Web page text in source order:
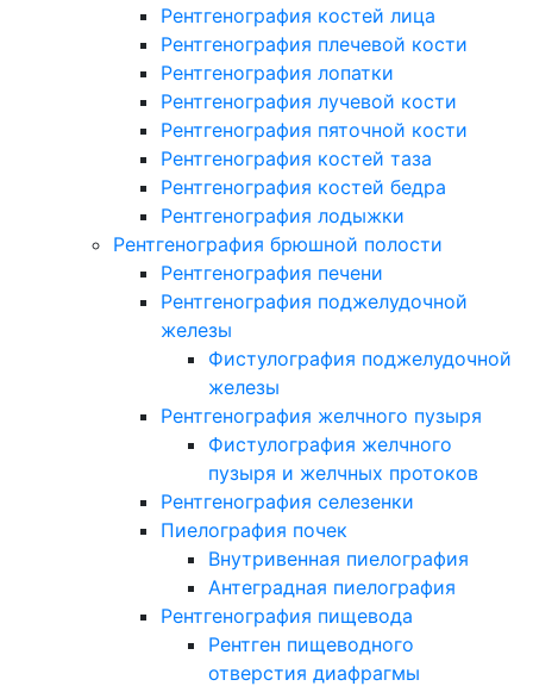
Рентгенография костей лица
Рентгенография плечевой кости
Рентгенография лопатки
Рентгенография лучевой кости
Рентгенография пяточной кости
Рентгенография костей таза
Рентгенография костей бедра
Рентгенография лодыжки
Рентгенография брюшной полости
Рентгенография печени
Рентгенография поджелудочной
железы
Фистулография поджелудочной
железы
Рентгенография желчного пузыря
Фистулография желчного
пузыря и желчных протоков
Рентгенография селезенки
Пиелография почек
Внутривенная пиелография
Антеградная пиелография
Рентгенография пищевода
Рентген пищеводного
отверстия диафрагмы